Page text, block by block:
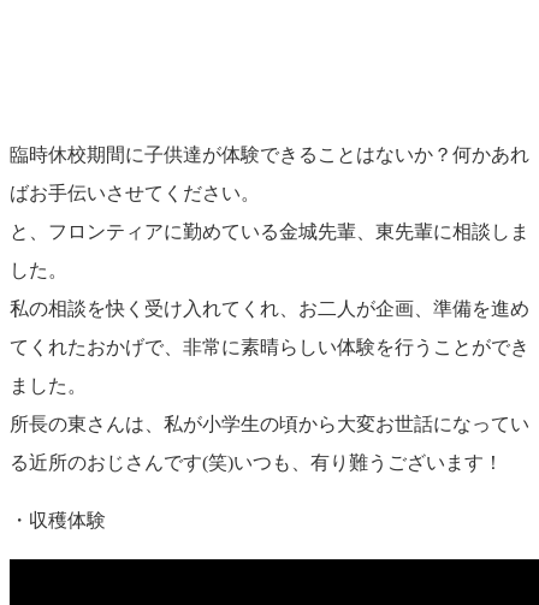
臨時休校期間に子供達が体験できることはないか？何かあれ
ばお手伝いさせてください。
と、フロンティアに勤めている金城先輩、東先輩に相談しま
した。
私の相談を快く受け入れてくれ、お二人が企画、準備を進め
てくれたおかげで、非常に素晴らしい体験を行うことができ
ました。
所長の東さんは、私が小学生の頃から大変お世話になってい
る近所のおじさんです(笑)いつも、有り難うございます！
・収穫体験